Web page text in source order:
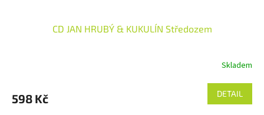
CD JAN HRUBÝ & KUKULÍN Středozem
Skladem
598 Kč DETAIL